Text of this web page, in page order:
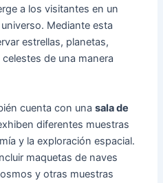
a los visitantes en un
Mediante esta
estrellas, planetas,
de una manera
cuenta con unasala de
diferentes muestras
y la exploración espacial.
maquetas de naves
y otras muestras